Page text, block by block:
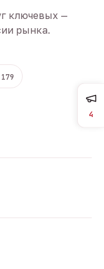
ключевых —
рынка.
179
4